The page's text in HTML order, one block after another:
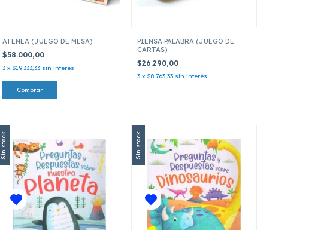
ATENEA (JUEGO DE MESA)
$58.000,00
3 x $19.333,33 sin interés
PIENSA PALABRA (JUEGO DE
CARTAS)
$26.290,00
3 x $8.763,33 sin interés
Sin stock Sin stock